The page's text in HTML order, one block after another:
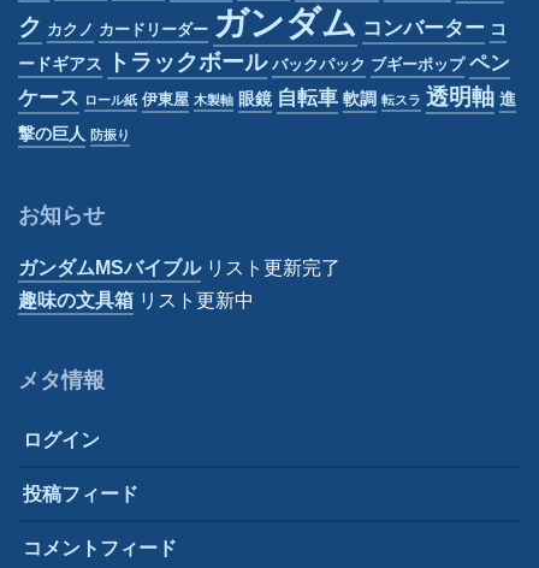
ク カクノ カードリーダー ガンダム コンバーター コ
ードギアス
トラックボール バックパック ブギーポップ ペン
ケース ロール紙 伊東屋 木製軸 眼鏡 自転車 軟調 転スラ 透明軸 進
撃の巨人
防振り
お知らせ
ガンダムMSバイブルリスト更新完了
趣味の文具箱 リスト更新中
メタ情報
ログイン
投稿フィード
コメントフィード